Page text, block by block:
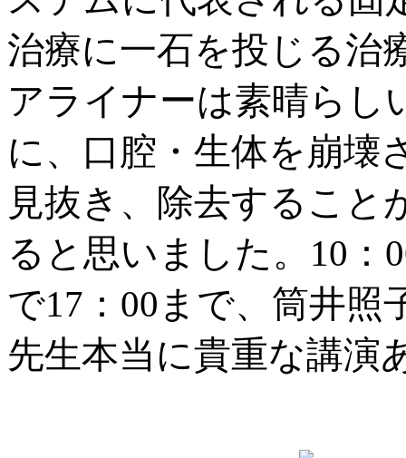
治療に一石を投じる治
アライナーは素晴らし
に、口腔・生体を崩壊
見抜き、除去すること
ると思いました。10：
で17：00まで、筒井照
先生本当に貴重な講演